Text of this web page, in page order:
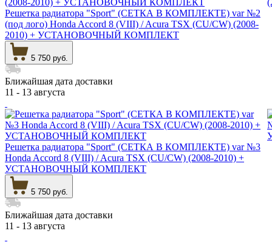
Решетка радиатора "Sport" (СЕТКА В КОМПЛЕКТЕ) var №2
(под лого) Honda Accord 8 (VIII) / Acura TSX (CU/CW) (2008-
2010) + УСТАНОВОЧНЫЙ КОМПЛЕКТ
5 750 руб.
Ближайшая дата доставки
11 - 13 августа
Решетка радиатора "Sport" (СЕТКА В КОМПЛЕКТЕ) var №3
Honda Accord 8 (VIII) / Acura TSX (CU/CW) (2008-2010) +
УСТАНОВОЧНЫЙ КОМПЛЕКТ
5 750 руб.
Ближайшая дата доставки
11 - 13 августа